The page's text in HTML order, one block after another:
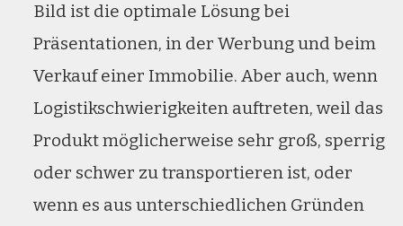
Bild ist die optimale Lösung bei
Präsentationen, in der Werbung und beim
Verkauf einer Immobilie. Aber auch, wenn
Logistikschwierigkeiten auftreten, weil das
Produkt möglicherweise sehr groß, sperrig
oder schwer zu transportieren ist, oder
wenn es aus unterschiedlichen Gründen